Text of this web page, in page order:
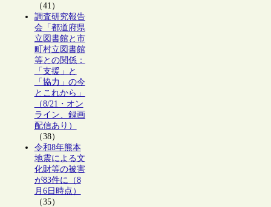
（41）
調査研究報告
会「都道府県
立図書館と市
町村立図書館
等との関係：
「支援」と
「協力」の今
とこれから」
（8/21・オン
ライン、録画
配信あり）
（38）
令和8年熊本
地震による文
化財等の被害
が83件に（8
月6日時点）
（35）